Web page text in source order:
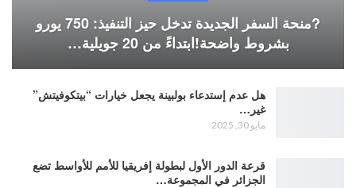
?منحة السفر الجديدة تدخل حيز التنفيذ: 750 يورو
بشروط واضحة!ابتداءً من 20 جويلية…
هل عدم إستدعاء بولبينة يجعل خيارات “بيتكوفيتش”
غير…
مايو 30, 2025
قرعة الدور الأول لبطولة إفريقيا للأمم للأواسط تضع
الجزائر في المجموعة…